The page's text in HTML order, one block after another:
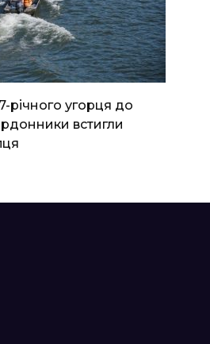
річного угорця до
встигли